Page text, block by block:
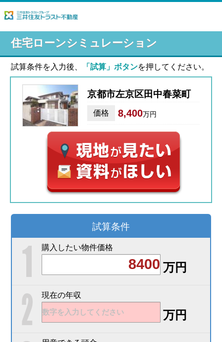
住宅ローンシミュレーション
試算条件を入力後、 「試算」ボタンを押してください。
京都市左京区田中春菜町
価格 8,400万円
試算条件
購入したい物件価格
万円
現在の年収
万円